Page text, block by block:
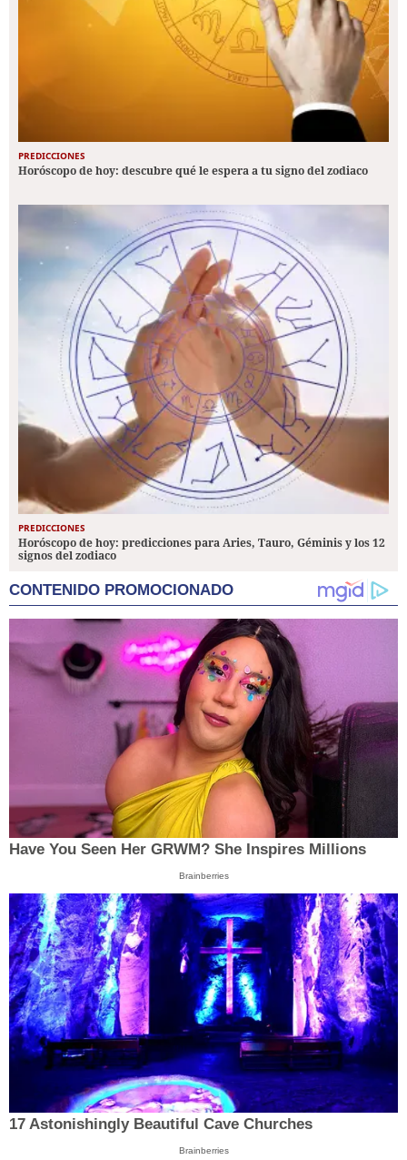
PREDICCIONES
Horóscopo de hoy: descubre qué le espera a tu signo del zodiaco
PREDICCIONES
Horóscopo de hoy: predicciones para Aries, Tauro, Géminis y los 12
signos del zodiaco
CONTENIDO PROMOCIONADO
Have You Seen Her GRWM? She Inspires Millions
Brainberries
17 Astonishingly Beautiful Cave Churches
Brainberries